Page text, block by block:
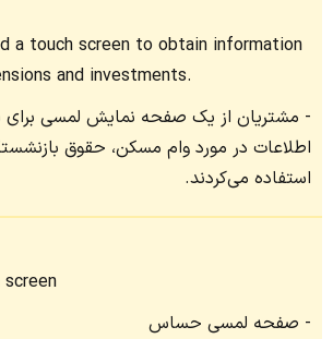
a touch screen to obtain information
and investments.
مشتریان از یک صفحه نمایش لمسی
اطلاعات در مورد وام مسکن، حقوق
استفاده می‌کردند.
صفحه لمسی حساس